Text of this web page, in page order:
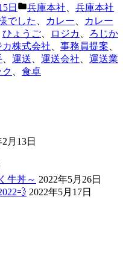
日
カ
テ
ゴ
リ
ー:
兵庫本社
兵庫本社
でした カレー
カレー
ひょうご ロジカ
ろじか
カ株式会社 事務員提案
運送 運送会社
運送業
食卓
月13日
牛丼～ 2022年5月26日
2022年5月17日